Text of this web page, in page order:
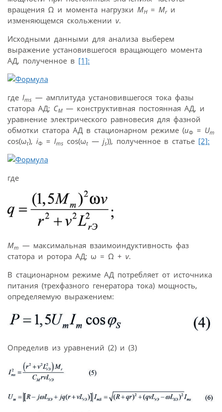
вращения Ω и момента нагрузки MH= Mrи
изменяющемся скольжении v.
Исходными данными для анализа выберем
выражение установившегося вращающего момента
АД, полученное в [1]:
где Ims — амплитуда установившегося тока фазы
статора АД; CM— конструктивная постоянная АД, и
уравнение электрического равновесия для фазной
обмотки статора АД в стационарном режиме (uФ = Um
cos(ωt), iФ = Ims cos(ωt — js)), полученное в статье [2]:
где
Mm — максимальная взаимоиндуктивность фаз
статора и ротора АД; ω = Ω + v.
В стационарном режиме АД потребляет от источника
питания (трехфазного генератора тока) мощность,
определяемую выражением:
Определив из уравнений (2) и (3)